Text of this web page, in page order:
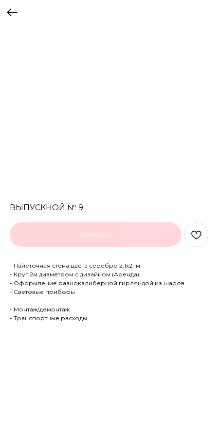
ВЫПУСКНОЙ № 9
Заказать
- Пайеточная стена цвета серебро 2,1х2,1м
- Круг 2м диаметром с дизайном (Аренда)
- Оформление разнокалиберной гирляндой из шаров
- Световые приборы
- Монтаж/демонтаж
- Транспортные расходы